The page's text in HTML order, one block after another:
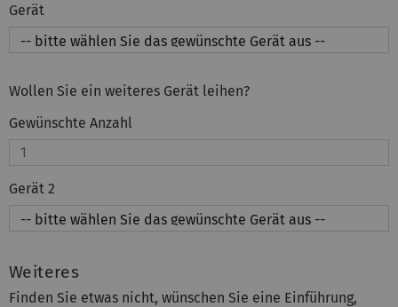
Gerät
Wollen Sie ein weiteres Gerät leihen?
Gewünschte Anzahl
Gerät 2
Weiteres
Finden Sie etwas nicht, wünschen Sie eine Einführung,